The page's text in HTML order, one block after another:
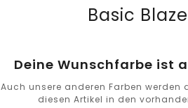
Basic
Deine Wunschfarbe ist
Auch unsere anderen Farben werden
diesen Artikel in den